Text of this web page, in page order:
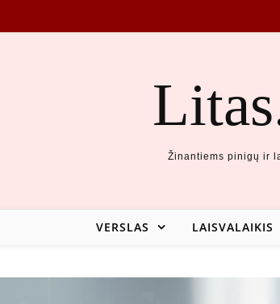
Žinantiems pinigų ir
VERSLAS LAISVALAIKIS